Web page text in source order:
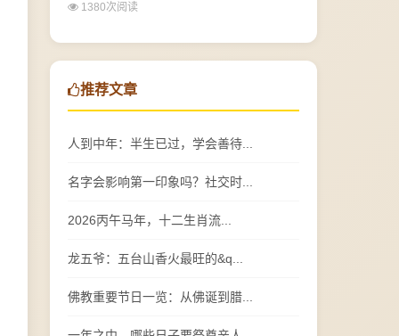
1380次阅读
推荐文章
人到中年：半生已过，学会善待...
名字会影响第一印象吗？社交时...
2026丙午马年，十二生肖流...
龙五爷：五台山香火最旺的&q...
佛教重要节日一览：从佛诞到腊...